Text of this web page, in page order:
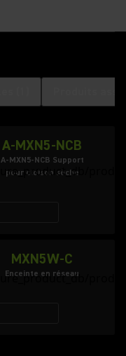
A-MXN5-NCB
A-MXN5-NCB Support
pour cloison sèche
MXN5W-C
Enceinte en réseau